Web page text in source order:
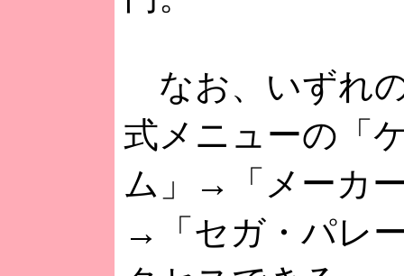
なお、いずれ
式メニューの「
ム」→「メーカ
→「セガ・パレ